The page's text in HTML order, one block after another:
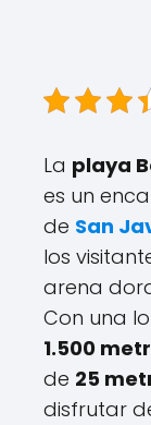
La playa
es un
de San
los
arena
Con una
1.500
de 25
disfrutar